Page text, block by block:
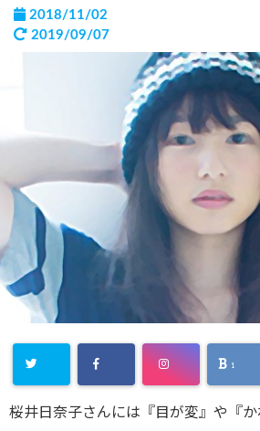
2018/11/02
2019/09/07
1
桜井日奈子さんには『目が変』や『か